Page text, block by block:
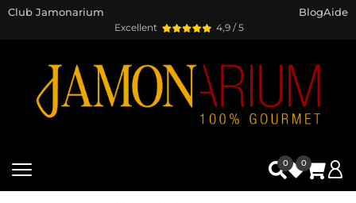
Excellent 4,9 / 5
Club Jamonarium BlogAide
0 0